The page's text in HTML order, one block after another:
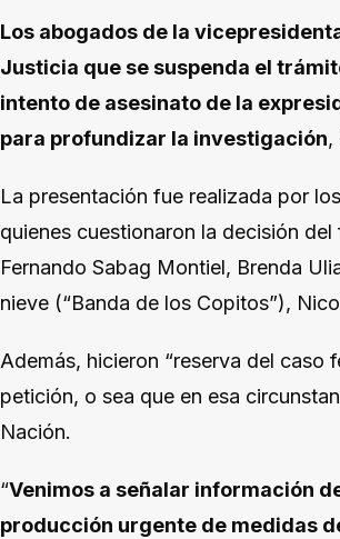
Los abogados de la
Justicia que se suspenda el
intento de asesinato de la
para profundizar la investigación,
La presentación fue realizada por
quienes cuestionaron la decisión
Fernando Sabag Montiel, Brenda
nieve (“Banda de los Copitos”),
Además, hicieron “reserva del caso
petición, o sea que en esa
Nación.
“Venimos a señalar información
producción urgente de medidas